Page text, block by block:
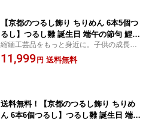
【京都のつるし飾り ちりめん 6本5個つ
るし】つるし雛 誕生日 端午の節句 鯉の
ぼり こいのぼり かぶと 兜 ちまき かし
わもち 柏餅 チマキ 鯉の滝登り 竜 龍 ド
縮緬工芸品をもっと身近に。子供の成長を
願う贈り物として。こどもの日/子供の日
11,999 円 送料無料
送料無料！【京都のつるし飾り ちりめ
ん 6本6個つるし】つるし雛 誕生日 端午